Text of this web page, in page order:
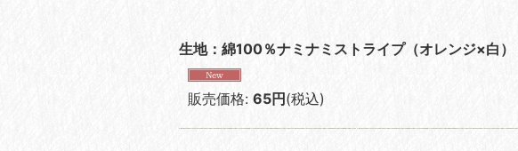
生地：綿100％ナミナミストライプ（オレンジ×白）
販売価格: 65円 (税込)